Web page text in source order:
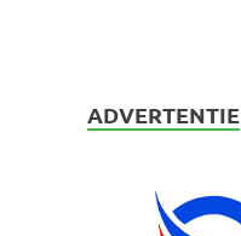
ADVERTENTIE